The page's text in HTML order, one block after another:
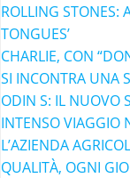
ROLLING STONES:
TONGUES’
CHARLIE, CON
SI INCONTRA UNA
ODIN S: IL NUOVO
INTENSO VIAGGIO
L’AZIENDA
QUALITÀ, OGNI